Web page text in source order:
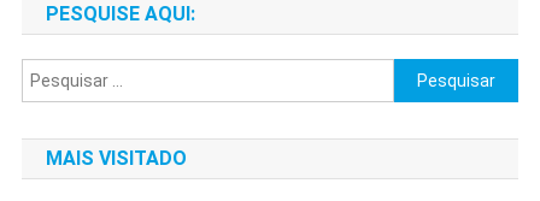
por
posts
PESQUISE AQUI:
Pesquisar
por:
MAIS VISITADO